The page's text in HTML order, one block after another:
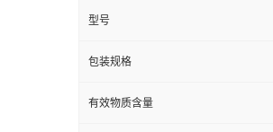
型号
包装规格
有效物质含量